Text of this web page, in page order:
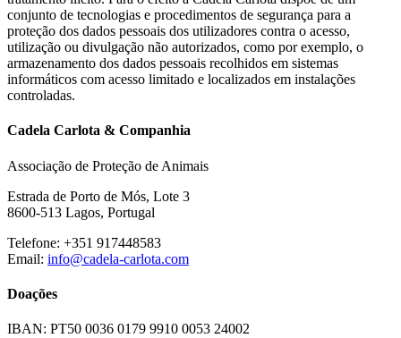
conjunto de tecnologias e procedimentos de segurança para a
proteção dos dados pessoais dos utilizadores contra o acesso,
utilização ou divulgação não autorizados, como por exemplo, o
armazenamento dos dados pessoais recolhidos em sistemas
informáticos com acesso limitado e localizados em instalações
controladas.
Cadela Carlota & Companhia
Associação de Proteção de Animais
Estrada de Porto de Mós, Lote 3
8600-513 Lagos, Portugal
Telefone: +351 917448583
Email: info@cadela-carlota.com
Doações
IBAN: PT50 0036 0179 9910 0053 24002